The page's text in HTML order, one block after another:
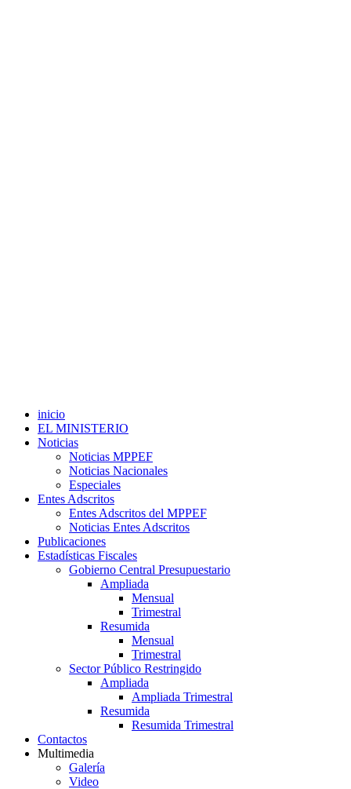
inicio
EL MINISTERIO
Noticias
Noticias MPPEF
Noticias Nacionales
Especiales
Entes Adscritos
Entes Adscritos del MPPEF
Noticias Entes Adscritos
Publicaciones
Estadísticas Fiscales
Gobierno Central Presupuestario
Ampliada
Mensual
Trimestral
Resumida
Mensual
Trimestral
Sector Público Restringido
Ampliada
Ampliada Trimestral
Resumida
Resumida Trimestral
Contactos
Multimedia
Galería
Video